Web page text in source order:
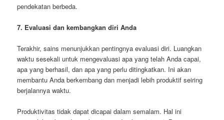
pendekatan berbeda.
7. Evaluasi dan kembangkan diri Anda
Terakhir, sains menunjukkan pentingnya evaluasi diri. Luangkan
waktu sesekali untuk mengevaluasi apa yang telah Anda capai,
apa yang berhasil, dan apa yang perlu ditingkatkan. Ini akan
membantu Anda berkembang dan menjadi lebih produktif seiring
berjalannya waktu.
Produktivitas tidak dapat dicapai dalam semalam. Hal ini